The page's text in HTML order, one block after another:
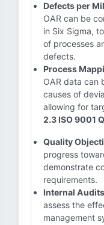
Defects per
OAR can be
in Six Sigma,
of processes
defects.
Process
OAR data can
causes of
allowing for
2.3 ISO 9001
Quality
progress
demonstrate
requirements.
Internal
assess the
management